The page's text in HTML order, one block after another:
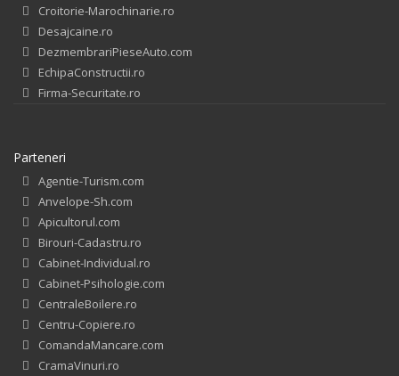
Croitorie-Marochinarie.ro
Desajcaine.ro
DezmembrariPieseAuto.com
EchipaConstructii.ro
Firma-Securitate.ro
Parteneri
Agentie-Turism.com
Anvelope-Sh.com
Apicultorul.com
Birouri-Cadastru.ro
Cabinet-Individual.ro
Cabinet-Psihologie.com
CentraleBoilere.ro
Centru-Copiere.ro
ComandaMancare.com
CramaVinuri.ro